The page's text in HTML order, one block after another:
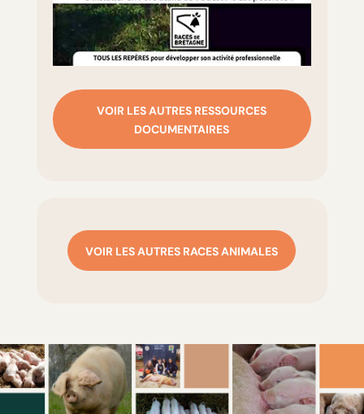
VOIR LES AUTRES RESSOURCES
DOCUMENTAIRES
VOIR LES AUTRES RACES ANIMALES